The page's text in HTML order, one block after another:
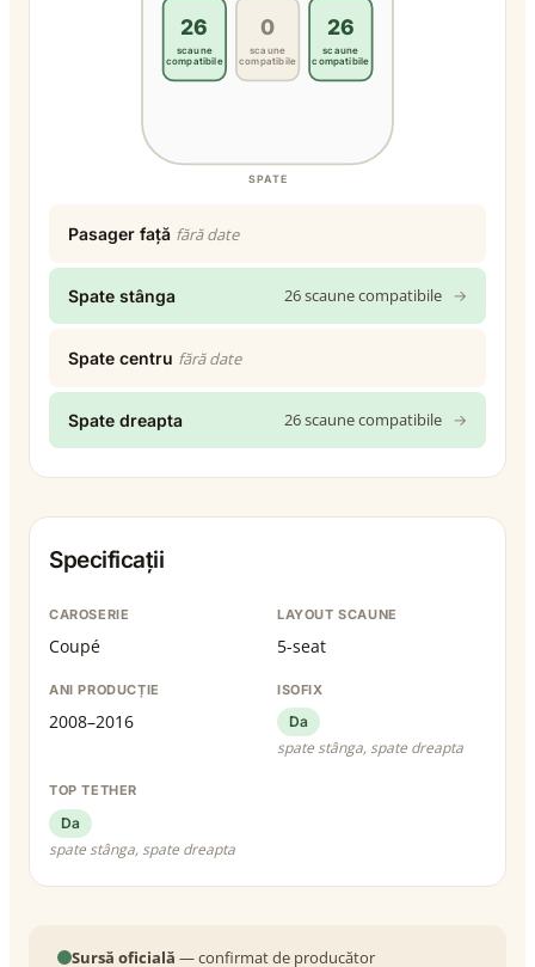
SPATE
26
scaune
compatibile
0
scaune
compatibile
26
scaune
compatibile
Pasager față fără date
Spate stânga 26 scaune compatibile →
Spate centru fără date
Spate dreapta 26 scaune compatibile →
Specificații
CAROSERIE
Coupé
LAYOUT SCAUNE
5-seat
ANI PRODUCȚIE
2008–2016
ISOFIX
Da
spate stânga, spate dreapta
TOP TETHER
Da
spate stânga, spate dreapta
Sursă oficială — confirmat de producător